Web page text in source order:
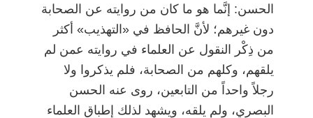
الحسن: إنَّما هو ما كان من روايته عن الصحابة
دون غيرهم؛ لأنَّ الحافظ في «التهذيب» أكثر
من ذِكْر النقول عن العلماء في روايته عمن لم
يلقهم، وكلهم من الصحابة، فلم يذكروا ولا
رجلاً واحداً من التابعين، روى عنه الحسن
البصري، ولم يلقه، ويشهد لذلك إطباق العلماء